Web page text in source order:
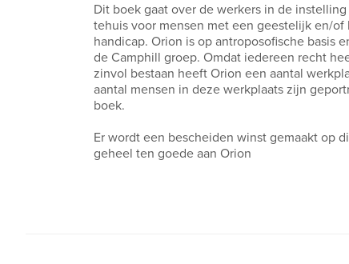
Dit boek gaat over de werkers in de
tehuis voor mensen met een geestelijk en/of
handicap. Orion is op antroposofische basis
de Camphill groep. Omdat iedereen recht
zinvol bestaan heeft Orion een aantal
aantal mensen in deze werkplaats zijn
boek.
Er wordt een bescheiden winst gemaakt op
geheel ten goede aan Orion